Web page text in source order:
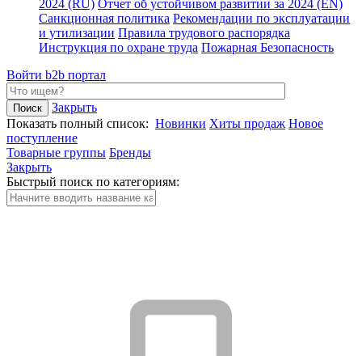
2024 (RU) Отчет об устойчивом развитии за 2024 (EN)
Санкционная политика Рекомендации по эксплуатации
и утилизации Правила трудового распорядка
Инструкция по охране труда Пожарная Безопасность
Войти b2b портал
Закрыть
Показать полный список: Новинки Хиты продаж Новое
поступление
Товарные группы Бренды
Закрыть
Быстрый поиск по категориям: